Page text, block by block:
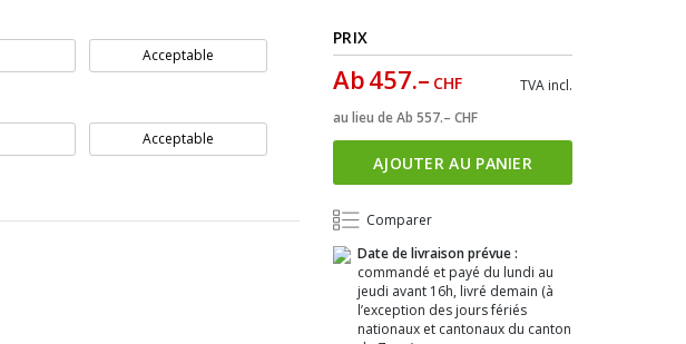
Acceptable
Acceptable
PRIX
Ab457.– CHF
TVA incl.
au lieu deAb 557.– CHF
AJOUTER AU PANIER
Comparer
Date de livraison prévue :
commandé et payé du lundi au
jeudi avant 16h, livré demain (à
l’exception des jours fériés
nationaux et cantonaux du canton